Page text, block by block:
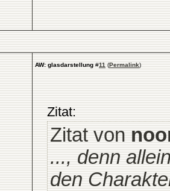
AW: glasdarstellung #11 (Permalink)
Zitat:
Zitat von
..., denn
den